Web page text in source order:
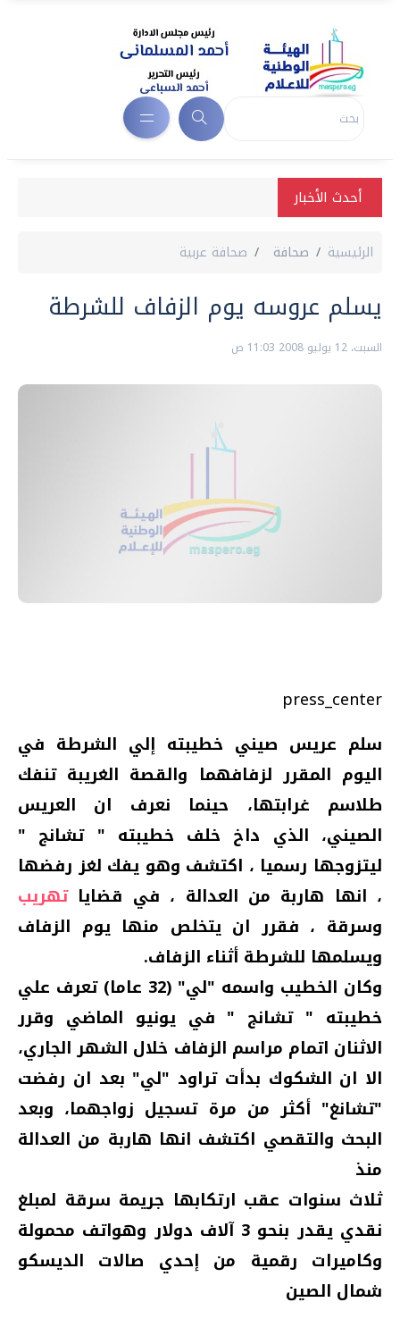
أحدث الأخبار
الرئيسية صحافة صحافة عربية
يسلم عروسه يوم الزفاف للشرطة
السبت، 12 يوليو 2008 11:03 ص
press_center
سلم عريس صيني خطيبته إلي الشرطة في
اليوم المقرر لزفافهما والقصة الغريبة تنفك
طلاسم غرابتها، حينما نعرف ان العريس
الصيني، الذي داخ خلف خطيبته " تشانج "
ليتزوجها رسميا ، اكتشف وهو يفك لغز رفضها
، انها هاربة من العدالة ، في قضاياتهريب
وسرقة ، فقرر ان يتخلص منها يوم الزفاف
ويسلمها للشرطة أثناء الزفاف.
وكان الخطيب واسمه "لي" (32 عاما) تعرف علي
خطيبته " تشانج " في يونيو الماضي وقرر
الاثنان اتمام مراسم الزفاف خلال الشهر الجاري،
الا ان الشكوك بدأت تراود "لي" بعد ان رفضت
"تشانغ" أكثر من مرة تسجيل زواجهما، وبعد
البحث والتقصي اكتشف انها هاربة من العدالة
منذ
ثلاث سنوات عقب ارتكابها جريمة سرقة لمبلغ
نقدي يقدر بنحو 3 آلاف دولار وهواتف محمولة
وكاميرات رقمية من إحدي صالات الديسكو
شمال الصين